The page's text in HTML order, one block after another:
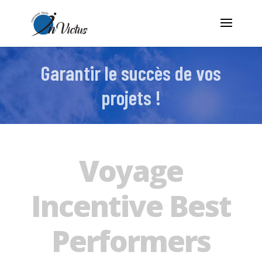
Garantir le succès de vos
projets !
Voyage
Incentive Best
Performers